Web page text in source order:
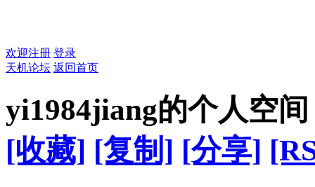
欢迎注册 登录
天机论坛 返回首页
yi1984jiang的个人空间
[收藏] [复制] [分享]